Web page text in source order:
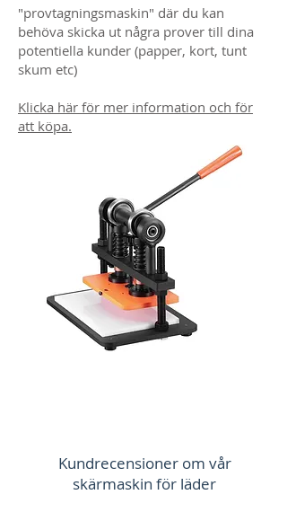
"provtagningsmaskin" där du kan
behöva skicka ut några prover till dina
potentiella kunder (papper, kort, tunt
skum etc)
Klicka här för mer information och för
att köpa.
Kundrecensioner om vår
skärmaskin för läder